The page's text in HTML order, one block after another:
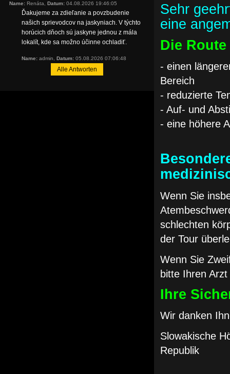
Sehr
eine
Die
- einen
Bereich
- reduzierte
- Auf- und
- eine höhere
Wenn Sie
schlechten
der Tour
Wenn Sie
bitte Ihren
Ihre
Wir danken
Slowakische
Republik
Name: Renáta, Datum: 04.08.2026 19:46:05
Ďakujeme za zdieľanie a povzbudenie
našich sprievodcov na jaskyniach. V týchto
horúcich dňoch sú jaskyne jednou z mála
lokalít, kde sa možno účinne ochladiť.
Name: admin, Datum: 05.08.2026 07:06:48
Alle Antworten